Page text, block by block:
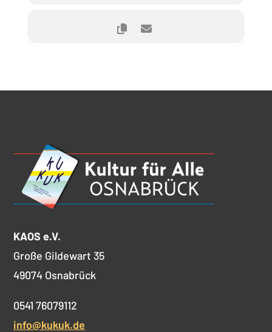
KAOS e.V.
Große Gildewart 35
49074 Osnabrück
0541 76079112
info@kukuk.de